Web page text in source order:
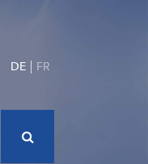
DE FR